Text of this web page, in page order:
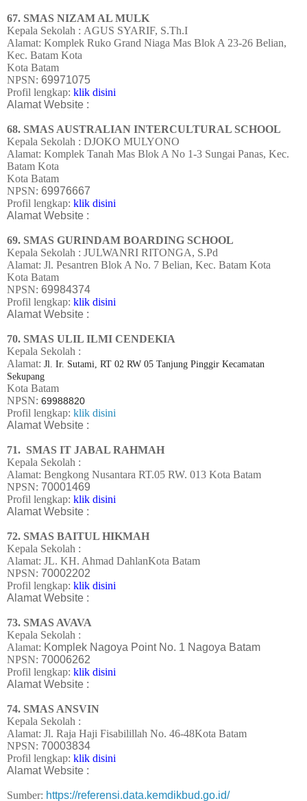
67. SMAS NIZAM AL MULK
Kepala Sekolah : AGUS SYARIF, S.Th.I
Alamat: Komplek Ruko Grand Niaga Mas Blok A 23-26 Belian,
Kec. Batam Kota
Kota Batam
NPSN: 69971075
Profil lengkap: klik disini
Alamat Website :
68. SMAS AUSTRALIAN INTERCULTURAL SCHOOL
Kepala Sekolah : DJOKO MULYONO
Alamat: Komplek Tanah Mas Blok A No 1-3 Sungai Panas, Kec.
Batam Kota
Kota Batam
NPSN: 69976667
Profil lengkap: klik disini
Alamat Website :
69. SMAS GURINDAM BOARDING SCHOOL
Kepala Sekolah : JULWANRI RITONGA, S.Pd
Alamat: Jl. Pesantren Blok A No. 7 Belian, Kec. Batam Kota
Kota Batam
NPSN: 69984374
Profil lengkap: klik disini
Alamat Website :
70. SMAS ULIL ILMI CENDEKIA
Kepala Sekolah :
Alamat: Jl. Ir. Sutami, RT 02 RW 05 Tanjung Pinggir Kecamatan
Sekupang
Kota Batam
NPSN: 69988820
Profil lengkap: klik disini
Alamat Website :
71. SMAS IT JABAL RAHMAH
Kepala Sekolah :
Alamat: Bengkong Nusantara RT.05 RW. 013 Kota Batam
NPSN: 70001469
Profil lengkap: klik disini
Alamat Website :
72. SMAS BAITUL HIKMAH
Kepala Sekolah :
Alamat: JL. KH. Ahmad DahlanKota Batam
NPSN: 70002202
Profil lengkap: klik disini
Alamat Website :
73. SMAS AVAVA
Kepala Sekolah :
Alamat: Komplek Nagoya Point No. 1 Nagoya Batam
NPSN: 70006262
Profil lengkap: klik disini
Alamat Website :
74. SMAS ANSVIN
Kepala Sekolah :
Alamat: Jl. Raja Haji Fisabilillah No. 46-48Kota Batam
NPSN: 70003834
Profil lengkap: klik disini
Alamat Website :
Sumber: https://referensi.data.kemdikbud.go.id/